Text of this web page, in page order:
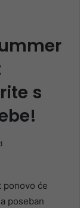
s
ponovo će
poseban